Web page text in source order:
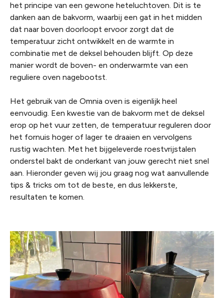
het principe van een gewone heteluchtoven. Dit is te
danken aan de bakvorm, waarbij een gat in het midden
dat naar boven doorloopt ervoor zorgt dat de
temperatuur zicht ontwikkelt en de warmte in
combinatie met de deksel behouden blijft. Op deze
manier wordt de boven- en onderwarmte van een
reguliere oven nagebootst.
Het gebruik van de Omnia oven is eigenlijk heel
eenvoudig. Een kwestie van de bakvorm met de deksel
erop op het vuur zetten, de temperatuur reguleren door
het fornuis hoger of lager te draaien en vervolgens
rustig wachten. Met het bijgeleverde roestvrijstalen
onderstel bakt de onderkant van jouw gerecht niet snel
aan. Hieronder geven wij jou graag nog wat aanvullende
tips & tricks om tot de beste, en dus lekkerste,
resultaten te komen.